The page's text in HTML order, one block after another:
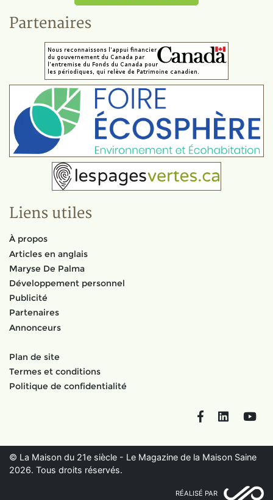
Partenaires
Liens utiles
À propos
Articles en anglais
Maryse De Palma
Développement personnel
Publicité
Partenaires
Annonceurs
Plan de site
Termes et conditions
Politique de confidentialité
FacebookLinkedIn
© La Maison du 21e siècle - Le Magazine de la Maison Saine
2026. Tous droits réservés.
RÉALISÉ PAR